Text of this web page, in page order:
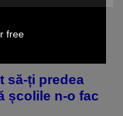
să-ți predea
școlile n-o fac
free